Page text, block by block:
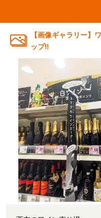
【画像ギャラリー】
ップ!!